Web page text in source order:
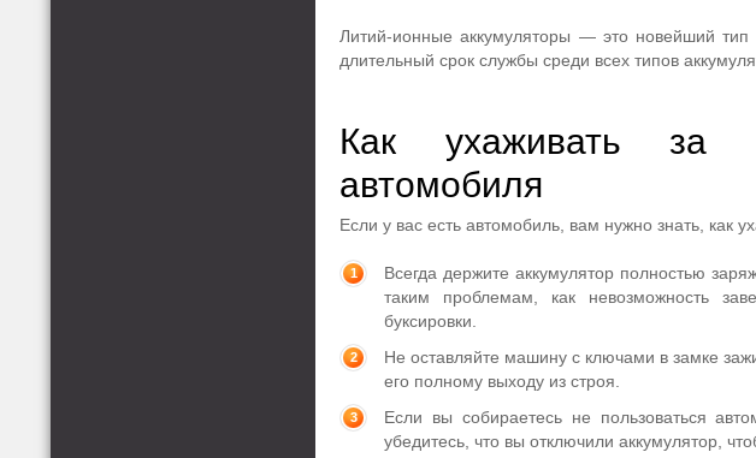
Литий-ионные аккумуляторы — это новейший
длительный срок службы среди всех типов
Как ухаживать за
автомобиля
Если у вас есть автомобиль, вам нужно знать, как
Всегда держите аккумулятор полностью
таким проблемам, как невозможность
буксировки.
Не оставляйте машину с ключами в замке
его полному выходу из строя.
Если вы собираетесь не пользоваться
убедитесь, что вы отключили аккумулятор,